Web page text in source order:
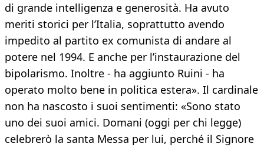
di grande intelligenza e generosità. Ha avuto
meriti storici per l’Italia, soprattutto avendo
impedito al partito ex comunista di andare al
potere nel 1994. E anche per l’instaurazione del
bipolarismo. Inoltre - ha aggiunto Ruini - ha
operato molto bene in politica estera». Il cardinale
non ha nascosto i suoi sentimenti: «Sono stato
uno dei suoi amici. Domani (oggi per chi legge)
celebrerò la santa Messa per lui, perché il Signore